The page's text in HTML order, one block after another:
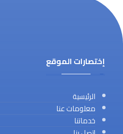
إختصارات الموقع
الرئيسية
معلومات عنا
خدماتنا